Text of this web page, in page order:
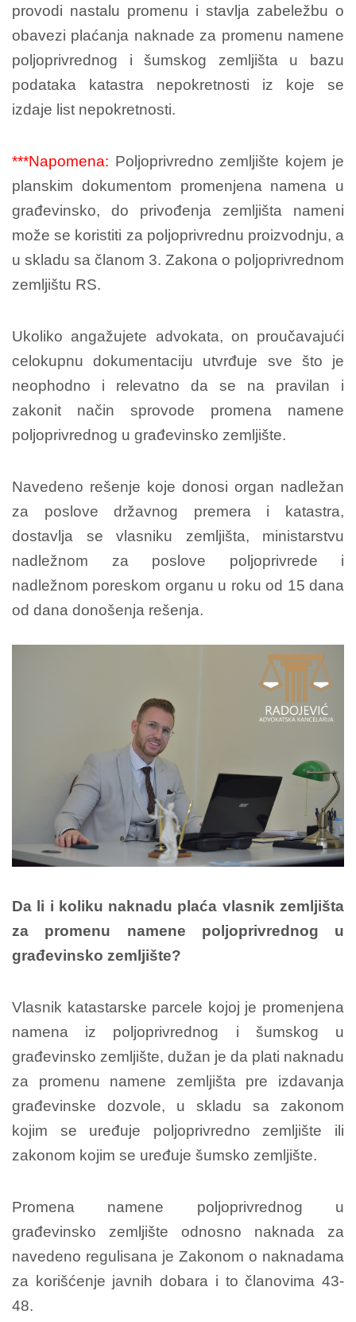
provodi nastalu promenu i stavlja zabeležbu o
obavezi plaćanja naknade za promenu namene
poljoprivrednog i šumskog zemljišta u bazu
podataka katastra nepokretnosti iz koje se
izdaje list nepokretnosti.
***Napomena: Poljoprivredno zemljište kojem je
planskim dokumentom promenjena namena u
građevinsko, do privođenja zemljišta nameni
može se koristiti za poljoprivrednu proizvodnju, a
u skladu sa članom 3. Zakona o poljoprivrednom
zemljištu RS.
Ukoliko angažujete advokata, on proučavajući
celokupnu dokumentaciju utvrđuje sve što je
neophodno i relevatno da se na pravilan i
zakonit način sprovode promena namene
poljoprivrednog u građevinsko zemljište.
Navedeno rešenje koje donosi organ nadležan
za poslove državnog premera i katastra,
dostavlja se vlasniku zemljišta, ministarstvu
nadležnom za poslove poljoprivrede i
nadležnom poreskom organu u roku od 15 dana
od dana donošenja rešenja.
Da li i koliku naknadu plaća vlasnik zemljišta
za promenu namene poljoprivrednog u
građevinsko zemljište?
Vlasnik katastarske parcele kojoj je promenjena
namena iz poljoprivrednog i šumskog u
građevinsko zemljište, dužan je da plati naknadu
za promenu namene zemljišta pre izdavanja
građevinske dozvole, u skladu sa zakonom
kojim se uređuje poljoprivredno zemljište ili
zakonom kojim se uređuje šumsko zemljište.
Promena namene poljoprivrednog u
građevinsko zemljište odnosno naknada za
navedeno regulisana je Zakonom o naknadama
za korišćenje javnih dobara i to članovima 43-
48.